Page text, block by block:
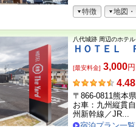
声特徴 地図
八代城跡 周辺のホテ
ＨＯＴＥＬ
[最安料金] 3,000
お
客
さ
ま
の
4.48
〒866-0811熊本
お車：九州縦貫
州新幹線／JR...